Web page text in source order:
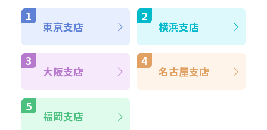
東京支店 横浜支店
大阪支店 名古屋支店
福岡支店